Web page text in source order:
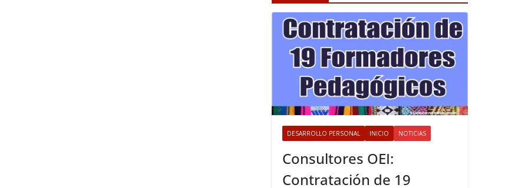
DESARROLLO PERSONAL INICIO NOTICIAS
Consultores OEI:
Contratación de 19